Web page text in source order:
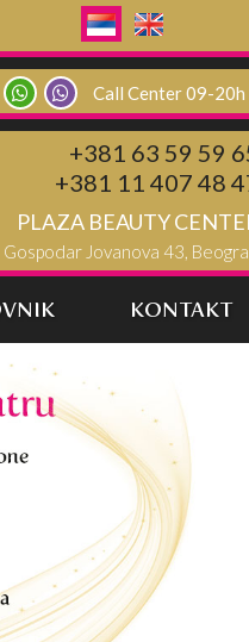
Call Center 09-20h
+381 63 59 59
+381 11 407 48
PLAZA BEAUTY
Gospodar Jovanova 43,
KONTAKT